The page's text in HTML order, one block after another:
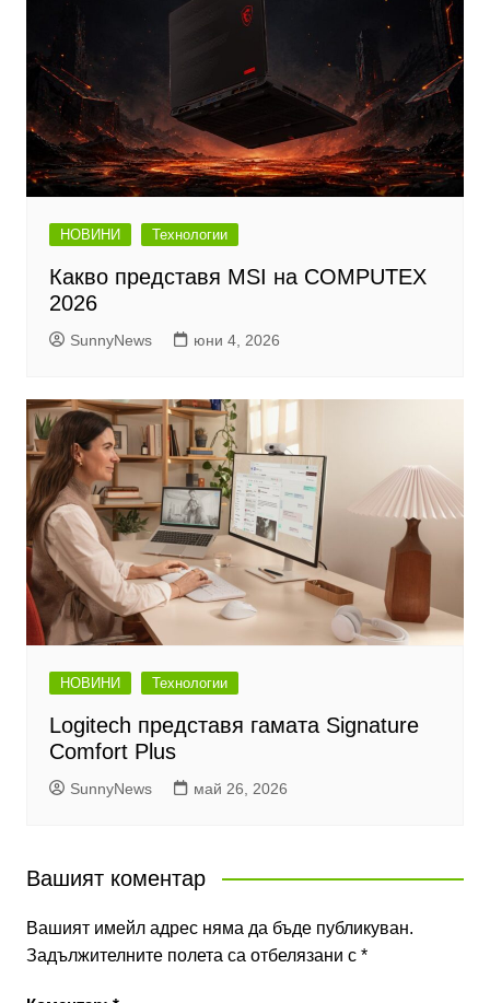
НОВИНИ Технологии
Какво представя MSI на COMPUTEX
2026
SunnyNews юни 4, 2026
НОВИНИ Технологии
Logitech представя гамата Signature
Comfort Plus
SunnyNews май 26, 2026
Вашият коментар
Вашият имейл адрес няма да бъде публикуван.
Задължителните полета са отбелязани с *